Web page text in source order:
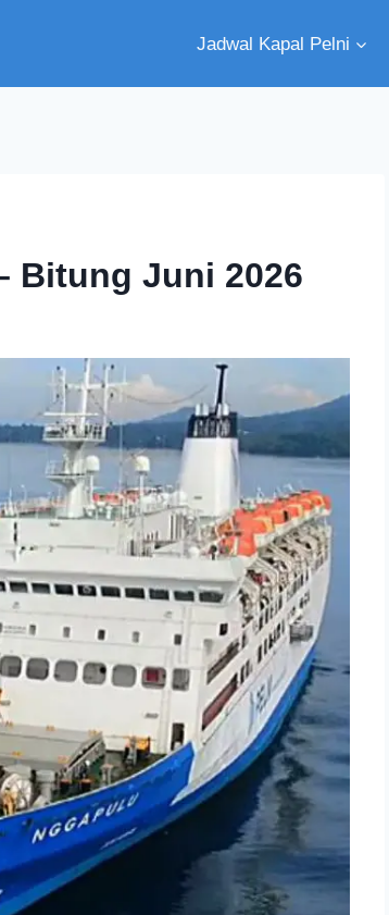
Jadwal Kapal Pelni
Bitung Juni 2026